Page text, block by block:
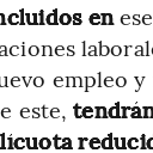
en
empleo
este,